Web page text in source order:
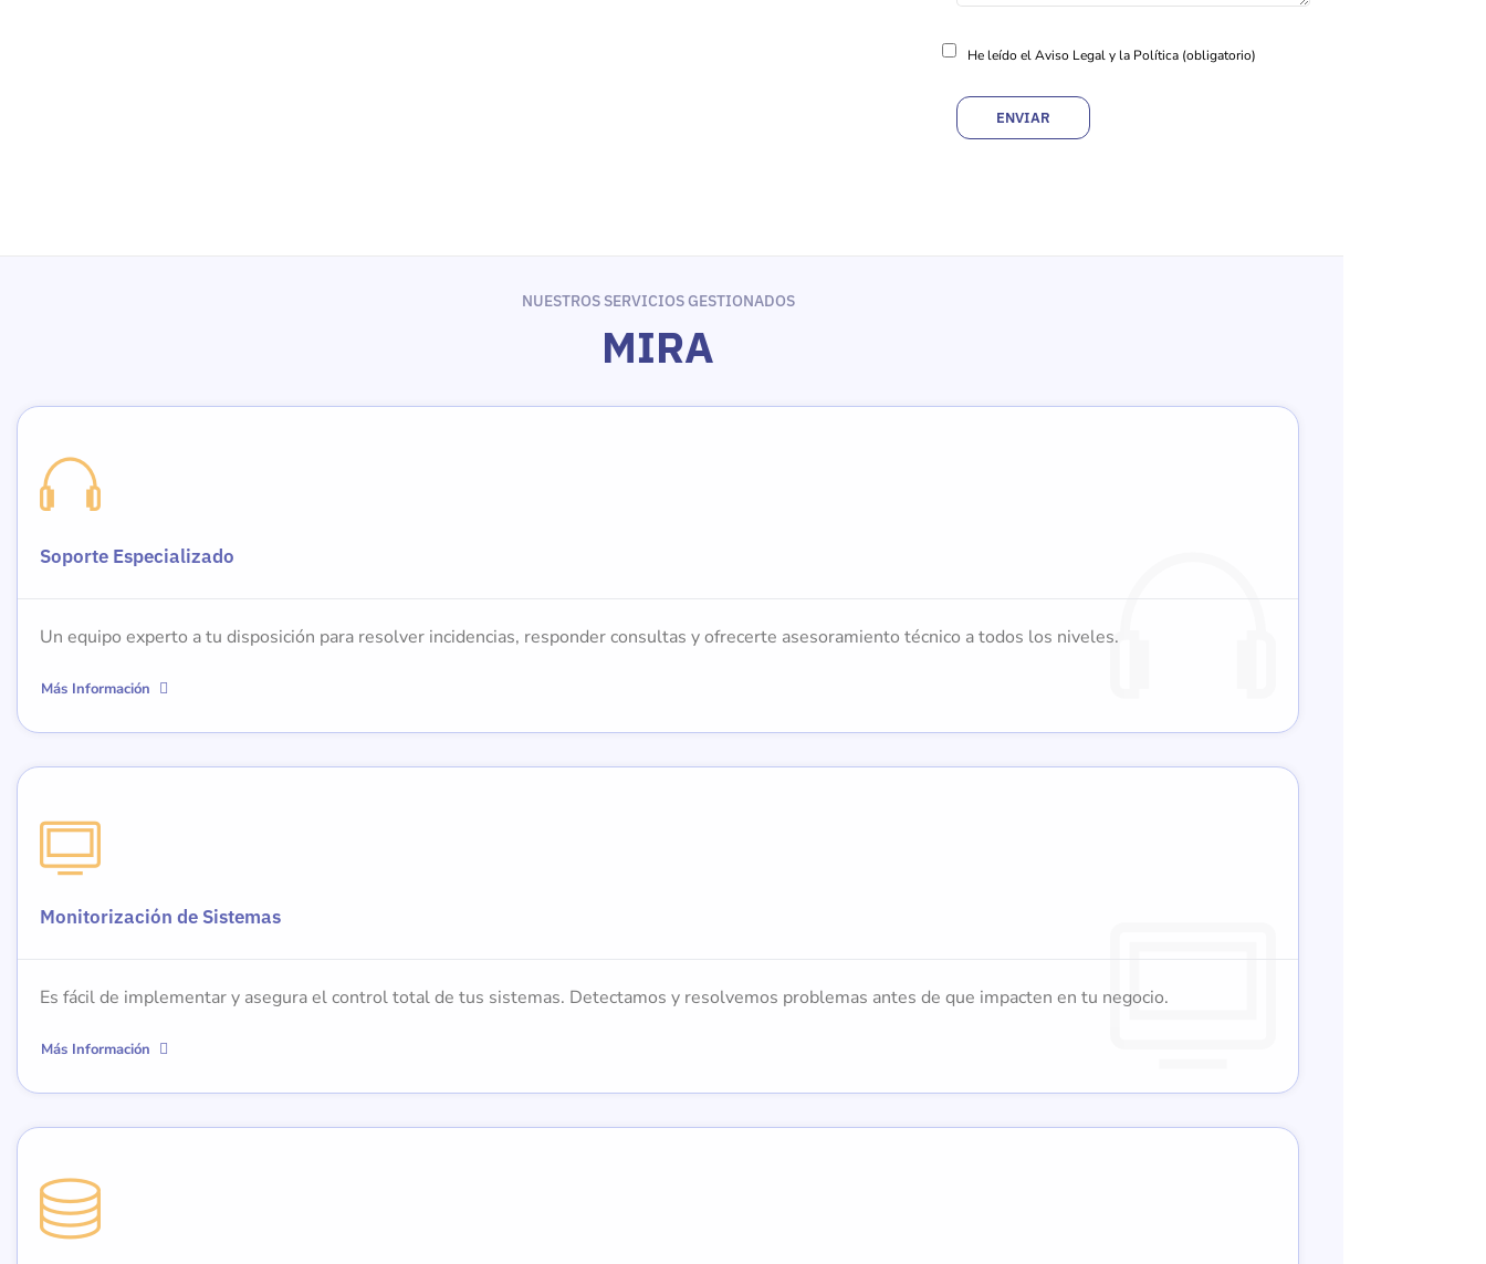
He leído el Aviso Legal y la Política (obligatorio)
NUESTROS SERVICIOS GESTIONADOS
MIRA
Soporte Especializado
Un equipo experto a tu disposición para resolver incidencias, responder consultas y ofrecerte asesoramiento técnico a todos los niveles.
Más Información
Monitorización de Sistemas
Es fácil de implementar y asegura el control total de tus sistemas. Detectamos y resolvemos problemas antes de que impacten en tu negocio.
Más Información